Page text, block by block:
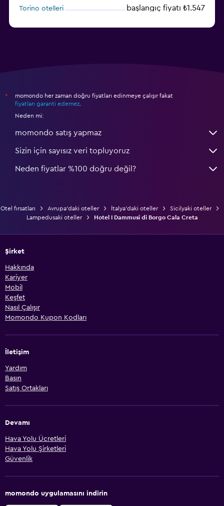
Torino otelleri başlangıç fiyatı ₺1.547
*
momondo her zaman doğru fiyatları edinmeye çalışır fakat
fiyatları garanti edemez
Neden mi:
momondo satış yapmaz
Sizin için sayısız veri topluyoruz
Neden fiyatlar %100 doğru değil?
Otel fırsatları Avrupa'daki oteller İtalya'daki oteller
Sicilyaki oteller
Lampedusaki oteller
Hotel I Dammusi di Borgo Cala Creta
Şirket
Hakkında
Kariyer
Mobil
Keşfet
Nasıl Çalışır
Momondo Kupon Kodları
İletişim
Yardım
Basın
Satış Ortakları
Devamı
Hava Yolu Ücretleri
Hava Yolu Şirketleri
Güvenlik
momondo uygulamasını indirin